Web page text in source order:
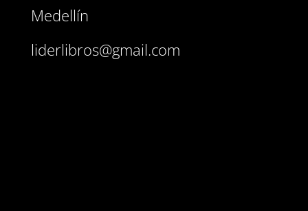
Medellín
liderlibros@gmail.com